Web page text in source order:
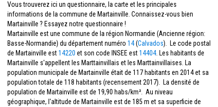
Vous trouverez ici un questionnaire, la carte et les principales
informations de la commune de Martainville. Connaissez-vous bien
Martainville ? Essayez notre questionnaire !
Martainville est une commune de la région Normandie (Ancienne région:
Basse-Normandie) du département numéro 14(Calvados). Le code postal
de Martainville est14220 et son code INSEE est14404. Les habitants de
Martainville s'appellent les Marttainvillais et les Marttainvillaises. La
population municipale de Martainville était de 117 habitants en 2014 et sa
population totale de 118 habitants (recensement 2017). La densité de
population de Martainville est de 19,90 habs/km². Au niveau
géographique, l'altitude de Martainville est de 185 m et sa superficie de